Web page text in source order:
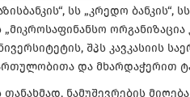
სს „კრედო
„მიკროსაფინანსო
შპს კავკასიის
და მხარდაჭერით
თანახმად, ნამუშევრების